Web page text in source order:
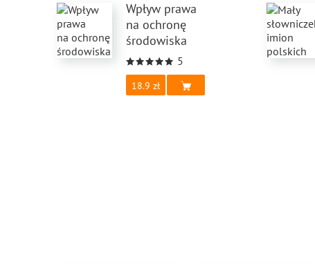
Wpływ prawa
na ochronę
środowiska
5
18.9